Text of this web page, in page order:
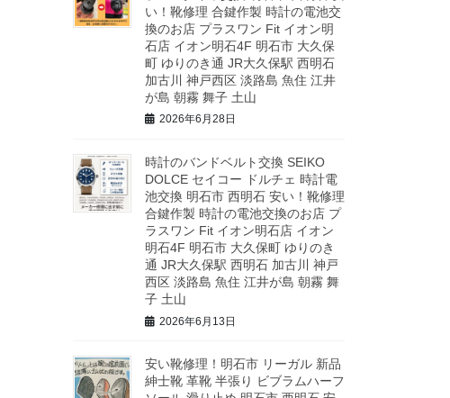
い！靴修理 合鍵作製 時計の電池交
換のお店 プラスワン Fit イオン明
石店 イオン明石4F 明石市 大久保
町 ゆりのき通 JR大久保駅 西明石
加古川 神戸西区 淡路島 魚住 江井
が島 朝霧 舞子 土山
2026年6月28日
時計のバンドベルト交換 SEIKO
DOLCE セイコー ドルチェ 時計電
池交換 明石市 西明石 安い！靴修理
合鍵作製 時計の電池交換のお店 プ
ラスワン Fit イオン明石店 イオン
明石4F 明石市 大久保町 ゆりのき
通 JR大久保駅 西明石 加古川 神戸
西区 淡路島 魚住 江井が島 朝霧 舞
子 土山
2026年6月13日
安い靴修理！明石市 リーガル 新品
紳士靴 革靴 半張り ビブラムハーフ